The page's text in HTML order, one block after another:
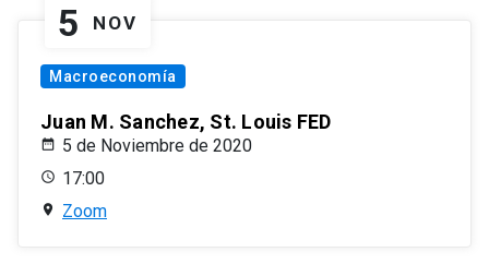
5 NOV
Macroeconomía
Juan M. Sanchez, St. Louis FED
5 de Noviembre de 2020
17:00
Zoom